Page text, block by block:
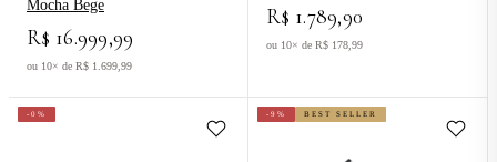
Mocha Bege
R$ 16.999,99
ou 10× de R$ 1.699,99
R$ 1.789,90
ou 10× de R$ 178,99
-0% -9% BEST SELLER